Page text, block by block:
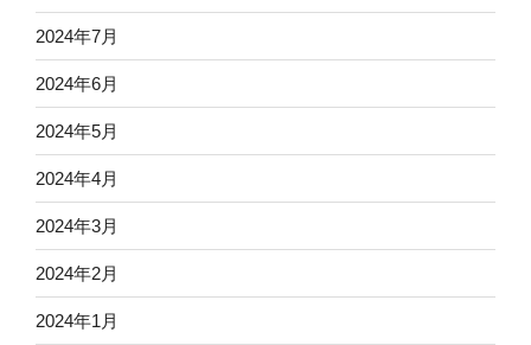
2024年7月
2024年6月
2024年5月
2024年4月
2024年3月
2024年2月
2024年1月